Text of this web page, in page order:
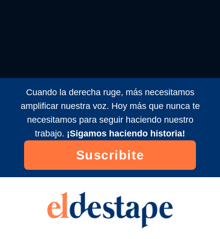
2021/10/2
Cuando la derecha ruge, más necesitamos
amplificar nuestra voz. Hoy más que nunca te
necesitamos para seguir haciendo nuestro
trabajo. ¡Sigamos haciendo historia!
Suscribite